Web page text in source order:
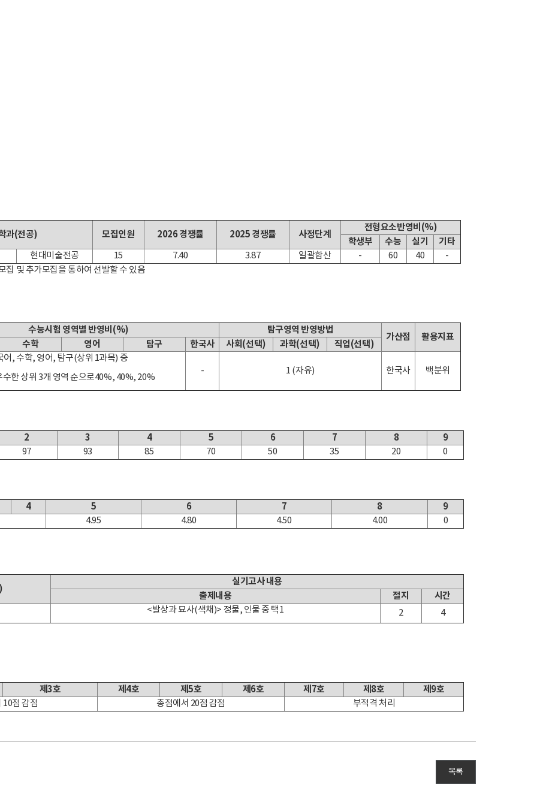
과(전공) 모집인원 2026 경쟁률 2025 경쟁률 사정단계
전형요소반영비(%)
학생부
수능 실기 기타
현대미술전공 15 7.40 3.87 일괄합산 - 60 40
-
및 추가모집을 통하여 선발할 수 있음
수능시험 영역별 반영비(%) 탐구영역 반영방법
가산점 활용지표
수학 영어 탐구 한국사 사회(선택) 과학(선택) 직업(선택)
어, 수학, 영어, 탐구(상위 1과목) 중
수한 상위 3개 영역 순으로40%, 40%, 20%
- 1 (자유) 한국사 백분위
2 3 4 5 6 7 8 9
97 93 85 70 50 35 20 0
4 5 6 7 8 9
4.95 4.80 4.50 4.00 0
실기고사 내용
출제내용
절지 시간
<발상과 묘사(색채)> 정물, 인물 중 택1 2 4
제3호 제4호 제5호 제6호 제7호 제8호 제9호
10점 감점 총점에서 20점 감점 부적격 처리
목록